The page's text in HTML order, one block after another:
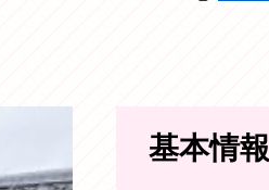
基本情報